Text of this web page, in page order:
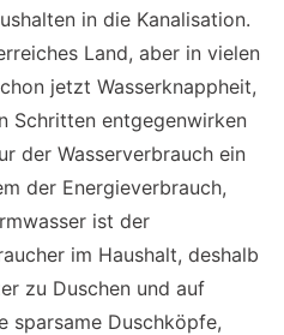
in die Kanalisation.
Land, aber in vielen
jetzt Wasserknappheit,
Schritten entgegenwirken
der Wasserverbrauch ein
der Energieverbrauch,
ist der
im Haushalt, deshalb
zu Duschen und auf
sparsame Duschköpfe,